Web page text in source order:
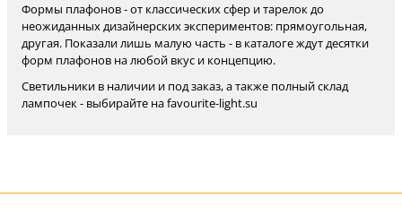
Формы плафонов - от классических сфер и тарелок до
неожиданных дизайнерских экспериментов: прямоугольная,
другая. Показали лишь малую часть - в каталоге ждут десятки
форм плафонов на любой вкус и концепцию.
Светильники в наличии и под заказ, а также полный склад
лампочек - выбирайте на favourite-light.su